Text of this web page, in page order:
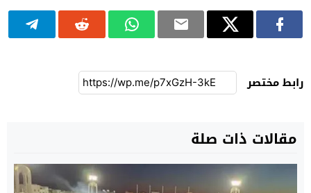
رابط مختصر
مقالات ذات صلة